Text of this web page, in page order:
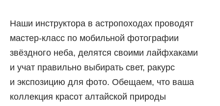
Наши инструктора в астропоходах проводят
мастер-класс по мобильной фотографии
звёздного неба, делятся своими лайфхаками
и учат правильно выбирать свет, ракурс
и экспозицию для фото. Обещаем, что ваша
коллекция красот алтайской природы